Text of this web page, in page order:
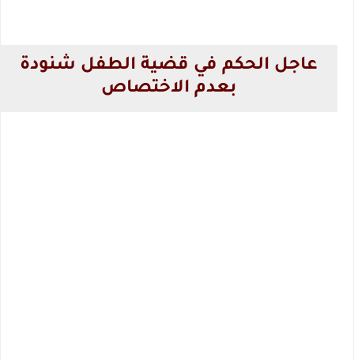
عاجل الحكم في قضية الطفل شنودة
بعدم الاختصاص